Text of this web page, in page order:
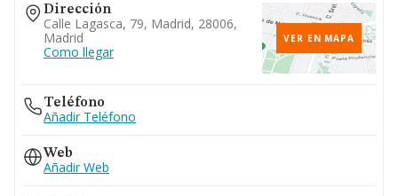
Dirección
Calle Lagasca, 79, Madrid, 28006,
Madrid
Como llegar
VER EN MAPA
Teléfono
Añadir Teléfono
Web
Añadir Web